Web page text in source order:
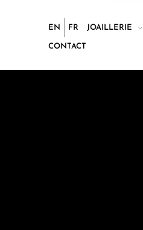
EN FR JOAILLERIE
CONTACT